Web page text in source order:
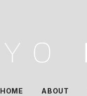
HOME ABOUT